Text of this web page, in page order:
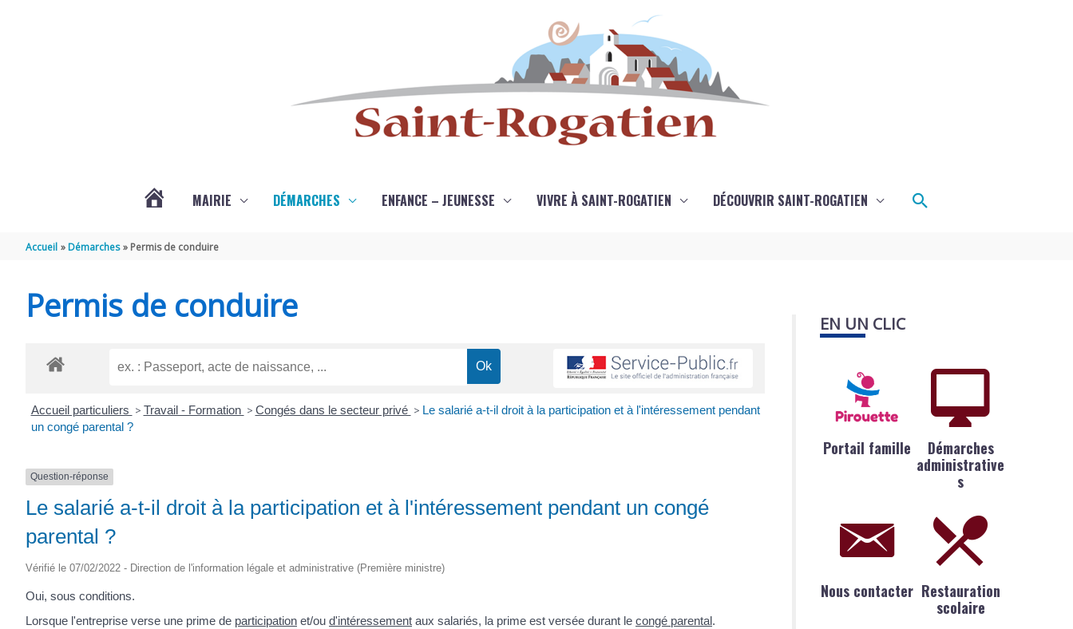
ROGATIEN
MAIRIE DÉMARCHES ENFANCE – JEUNESSE VIVRE À SAINT-ROGATIEN DÉCOUVRIR SAINT-ROGATIEN Rechercher
Accueil Démarches Permis de conduire
Permis de conduire
Accueil particuliers > Travail - Formation > Congés dans le secteur privé > Le salarié a-t-il droit à la participation et à l'intéressement pendant
un congé parental ?
Question-réponse
Le salarié a-t-il droit à la participation et à l'intéressement pendant un congé
parental ?
Vérifié le 07/02/2022 - Direction de l'information légale et administrative (Première ministre)
Oui, sous conditions.
Lorsque l'entreprise verse une prime de participation et/ou d'intéressement aux salariés, la prime est versée durant le congé parental.
EN UN CLIC
Portail famille
Démarches
administrative
s
Nous contacter Restauration
scolaire